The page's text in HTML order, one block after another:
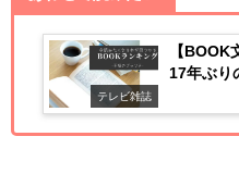
テレビ雑誌
【BOOK
17年ぶり